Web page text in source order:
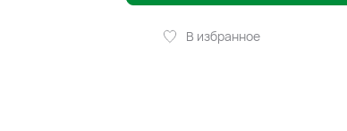
В избранное